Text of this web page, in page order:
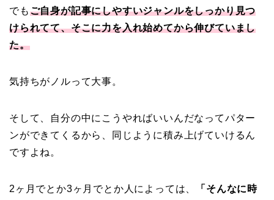
でもご自身が記事にしやすいジャンルをしっかり見つ
けられてて、そこに力を入れ始めてから伸びていまし
た。
気持ちがノルって大事。
そして、自分の中にこうやればいいんだなってパター
ンができてくるから、同じように積み上げていけるん
ですよね。
2ヶ月でとか3ヶ月でとか人によっては、
「そんなに時